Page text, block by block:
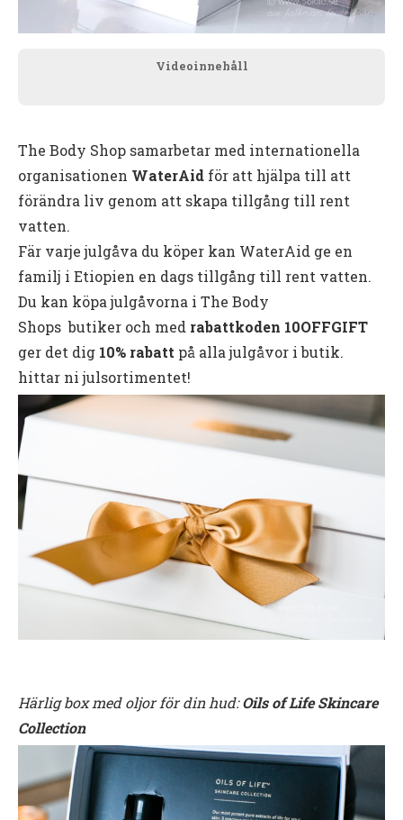
Videoinnehåll
The Body Shop samarbetar med internationella
organisationen WaterAid för att hjälpa till att
förändra liv genom att skapa tillgång till rent
vatten.
Fär varje julgåva du köper kan WaterAid ge en
familj i Etiopien en dags tillgång till rent vatten.
Du kan köpa julgåvorna i The Body
Shops butiker och med rabattkoden 10OFFGIFT
ger det dig 10% rabatt på alla julgåvor i butik.
hittar ni julsortimentet!
Härlig box med oljor för din hud:Oils of Life Skincare
Collection